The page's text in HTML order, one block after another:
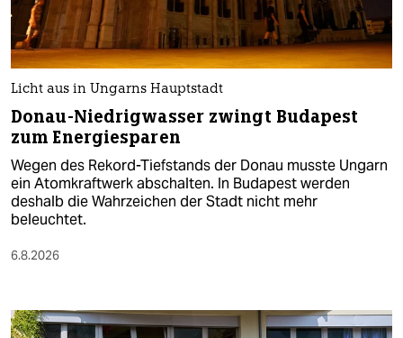
Licht aus in Ungarns Hauptstadt
Donau-Niedrigwasser zwingt Budapest
zum Energiesparen
Wegen des Rekord-Tiefstands der Donau musste Ungarn
ein Atomkraftwerk abschalten. In Budapest werden
deshalb die Wahrzeichen der Stadt nicht mehr
beleuchtet.
6.8.2026